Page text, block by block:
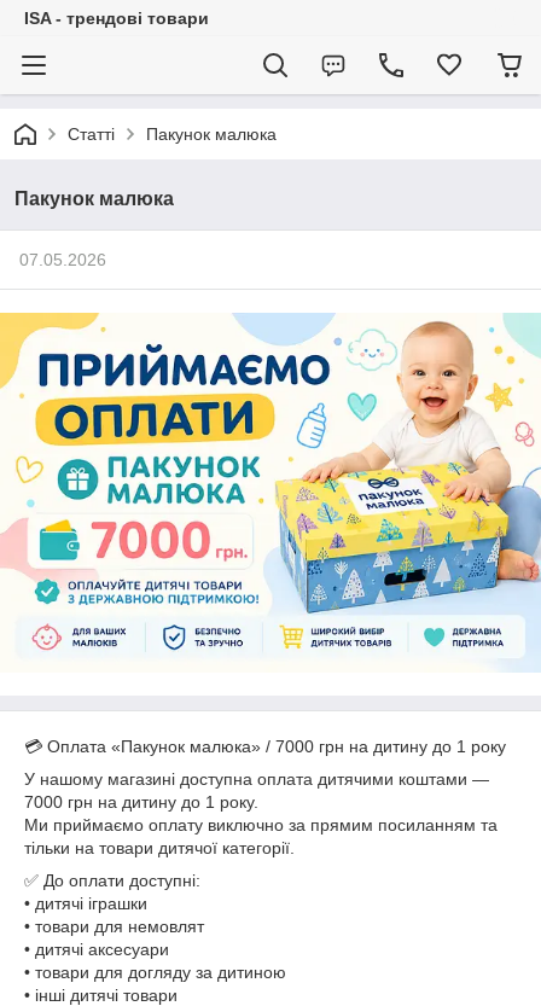
ISA - трендові товари
Статті Пакунок малюка
Пакунок малюка
07.05.2026
💳 Оплата «Пакунок малюка» / 7000 грн на дитину до 1 року
У нашому магазині доступна оплата дитячими коштами —
7000 грн на дитину до 1 року.
Ми приймаємо оплату виключно за прямим посиланням та
тільки на товари дитячої категорії.
✅ До оплати доступні:
• дитячі іграшки
• товари для немовлят
• дитячі аксесуари
• товари для догляду за дитиною
• інші дитячі товари